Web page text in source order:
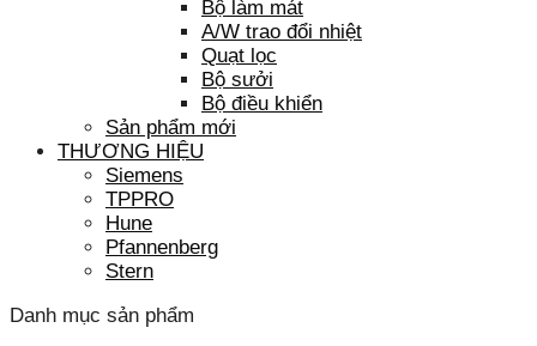
Bộ làm mát
A/W trao đổi nhiệt
Quạt lọc
Bộ sưởi
Bộ điều khiển
Sản phẩm mới
THƯƠNG HIỆU
Siemens
TPPRO
Hune
Pfannenberg
Stern
Danh mục sản phẩm